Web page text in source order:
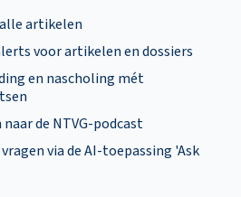
artikelen
voor artikelen en dossiers
en nascholing mét
de NTVG-podcast
via de AI-toepassing 'Ask